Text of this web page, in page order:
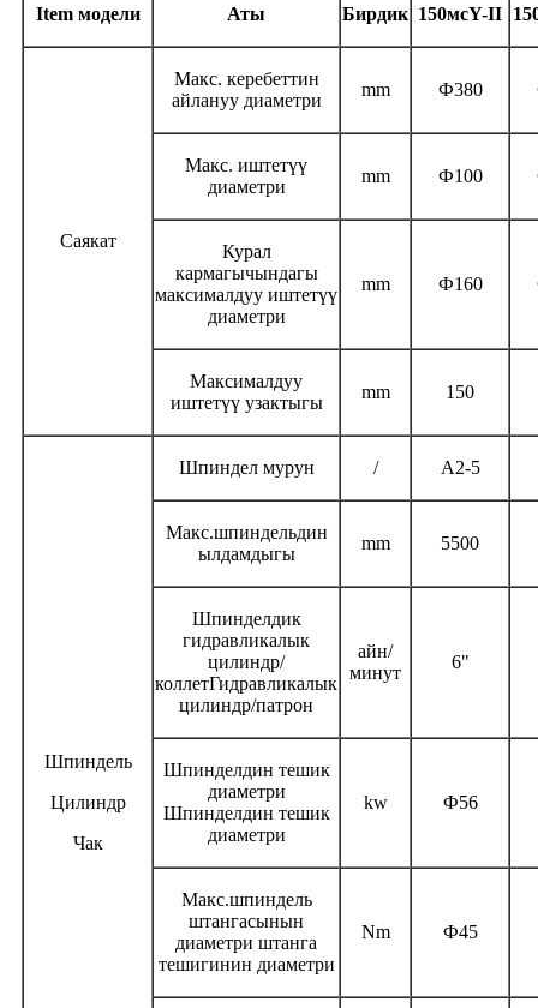
Item модели Аты Бирдик 150мсY-II
Саякат
Макс. керебеттин
айлануу диаметри
mm Ф380
Макс. иштетүү
диаметри
mm Ф100
Курал
кармагычындагы
максималдуу иштетүү
диаметри
mm Ф160
Максималдуу
иштетүү узактыгы
mm 150
Шпиндель
Цилиндр
Чак
Шпиндел мурун / A2-5
Макс.шпиндельдин
ылдамдыгы
mm 5500
Шпинделдик
гидравликалык
цилиндр/
коллетГидравликалык
цилиндр/патрон
айн/
минут
6"
Шпинделдин тешик
диаметри
Шпинделдин тешик
диаметри
kw Ф56
Макс.шпиндель
штангасынын
диаметри штанга
тешигинин диаметри
Nm Ф45